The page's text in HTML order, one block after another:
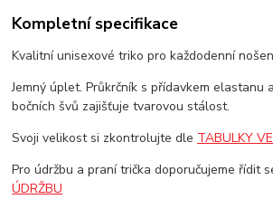
Kompletní specifikace
Kvalitní unisexové triko pro každodenní
Jemný úplet. Průkrčník s přídavkem elastanu
bočních švů zajišťuje tvarovou stálost.
Svoji velikost si zkontrolujte dle TABULKY
Pro údržbu a praní trička doporučujeme řídit
ÚDRŽBU